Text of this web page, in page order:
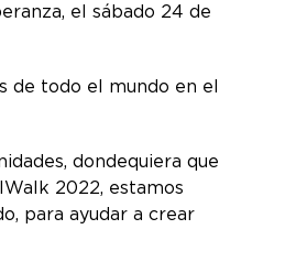
el sábado 24 de
de todo el mundo en el
dondequiera que
2022, estamos
para ayudar a crear